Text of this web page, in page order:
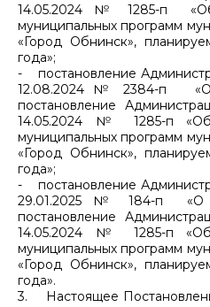
14.05.2024 № 1285-п «Об
муниципальных программ
«Город Обнинск»,
года»;
- постановление
12.08.2024 № 2384-п «О
постановление
14.05.2024 № 1285-п «Об
муниципальных программ
«Город Обнинск»,
года»;
- постановление
29.01.2025 № 184-п «О
постановление
14.05.2024 № 1285-п «Об
муниципальных программ
«Город Обнинск»,
года».
3. Настоящее